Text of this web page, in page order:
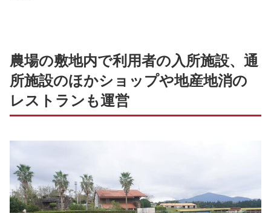
農場の敷地内で利用者の入所施設、通
所施設のほかショップや地産地消の
レストランも運営